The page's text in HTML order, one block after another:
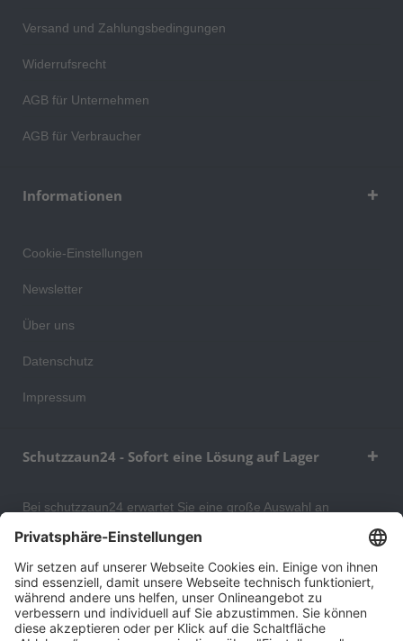
Versand und Zahlungsbedingungen
Widerrufsrecht
AGB für Unternehmen
AGB für Verbraucher
Informationen
Cookie-Einstellungen
Newsletter
Über uns
Datenschutz
Impressum
Schutzzaun24 - Sofort eine Lösung auf Lager
Bei schutzzaun24 erwartet Sie eine große Auswahl an
Schutzgittern, Schutzeinrichtungen, Absturzsicherungen und
auch Ihr Wohngebäude optimal organisieren und sichern
können. An unserem Versandlager bevorraten wir ein großes
Sortiment von Lagerartikeln, welche innerhalb von 48 Stunden